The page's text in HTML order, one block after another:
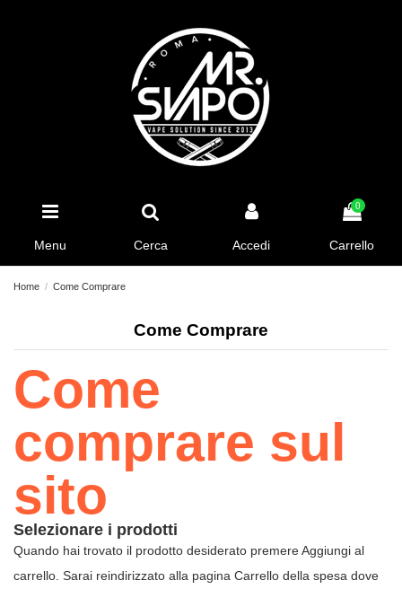
Menu Cerca Accedi
0
Carrello
Home Come Comprare
Come Comprare
Come
comprare sul
sito
Selezionare i prodotti
Quando hai trovato il prodotto desiderato premere Aggiungi al
carrello. Sarai reindirizzato alla pagina Carrello della spesa dove